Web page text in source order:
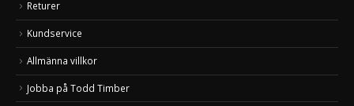
Returer
Kundservice
Allmänna villkor
Jobba på Todd Timber